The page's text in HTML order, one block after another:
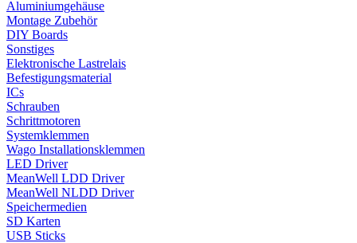
Aluminiumgehäuse
Montage Zubehör
DIY Boards
Sonstiges
Elektronische Lastrelais
Befestigungsmaterial
ICs
Schrauben
Schrittmotoren
Systemklemmen
Wago Installationsklemmen
LED Driver
MeanWell LDD Driver
MeanWell NLDD Driver
Speichermedien
SD Karten
USB Sticks